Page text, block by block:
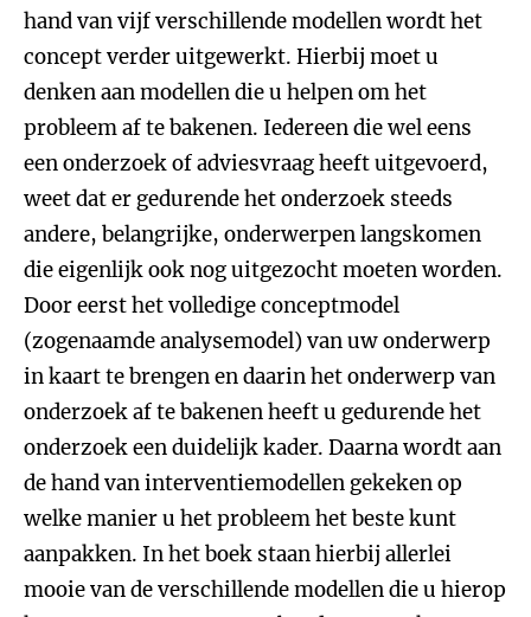
hand van vijf verschillende modellen wordt het
concept verder uitgewerkt. Hierbij moet u
denken aan modellen die u helpen om het
probleem af te bakenen. Iedereen die wel eens
een onderzoek of adviesvraag heeft uitgevoerd,
weet dat er gedurende het onderzoek steeds
andere, belangrijke, onderwerpen langskomen
die eigenlijk ook nog uitgezocht moeten worden.
Door eerst het volledige conceptmodel
(zogenaamde analysemodel) van uw onderwerp
in kaart te brengen en daarin het onderwerp van
onderzoek af te bakenen heeft u gedurende het
onderzoek een duidelijk kader. Daarna wordt aan
de hand van interventiemodellen gekeken op
welke manier u het probleem het beste kunt
aanpakken. In het boek staan hierbij allerlei
mooie van de verschillende modellen die u hierop